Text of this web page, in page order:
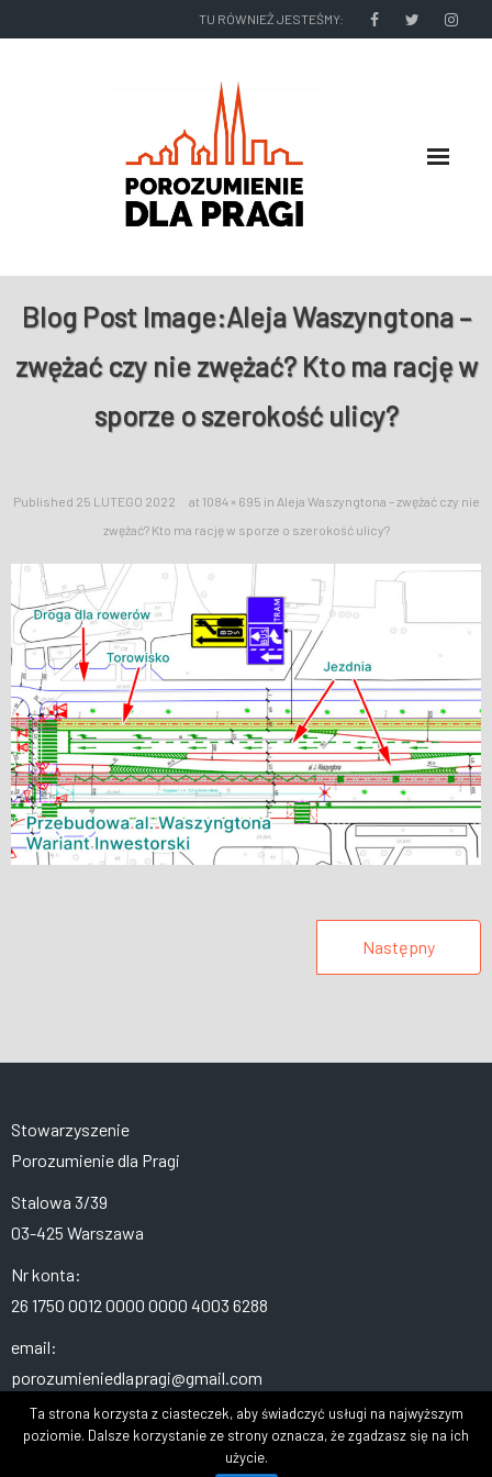
TU RÓWNIEŻ JESTEŚMY:
O NAS
RADNI I ZARZĄD DZIELNICY
NASZE DZIAŁANIA
Blog Post Image:Aleja Waszyngtona –
zwężać czy nie zwężać? Kto ma rację w
sporze o szerokość ulicy?
Published 25 LUTEGO 2022 at 1084 × 695 in Aleja Waszyngtona – zwężać czy nie
zwężać? Kto ma rację w sporze o szerokość ulicy?
Następny
Stowarzyszenie
Porozumienie dla Pragi
Stalowa 3/39
03-425 Warszawa
Nr konta:
26 1750 0012 0000 0000 4003 6288
email:
porozumieniedlapragi@gmail.com
TU RÓWNIEŻ JESTEŚMY:
Ta strona korzysta z ciasteczek, aby świadczyć usługi na najwyższym
poziomie. Dalsze korzystanie ze strony oznacza, że zgadzasz się na ich
użycie.